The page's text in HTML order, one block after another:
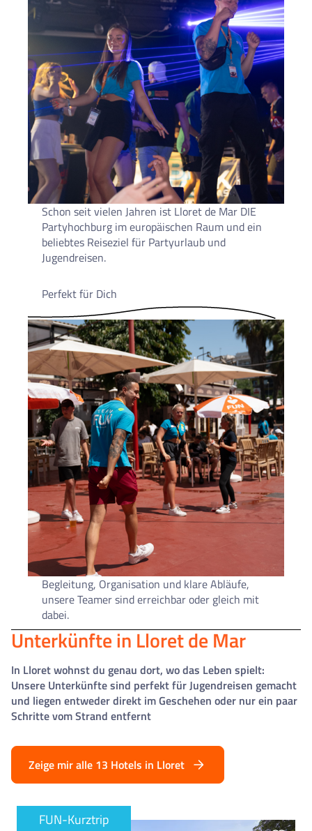
Schon seit vielen Jahren ist Lloret de Mar DIE
Partyhochburg im europäischen Raum und ein
beliebtes Reiseziel für Partyurlaub und
Jugendreisen.
Perfekt für Dich
Begleitung, Organisation und klare Abläufe,
unsere Teamer sind erreichbar oder gleich mit
dabei.
Unterkünfte in Lloret de Mar
In Lloret wohnst du genau dort, wo das Leben spielt:
Unsere Unterkünfte sind perfekt für Jugendreisen gemacht
und liegen entweder direkt im Geschehen oder nur ein paar
Schritte vom Strand entfernt
Zeige mir alle 13 Hotels in Lloret
FUN-Kurztrip